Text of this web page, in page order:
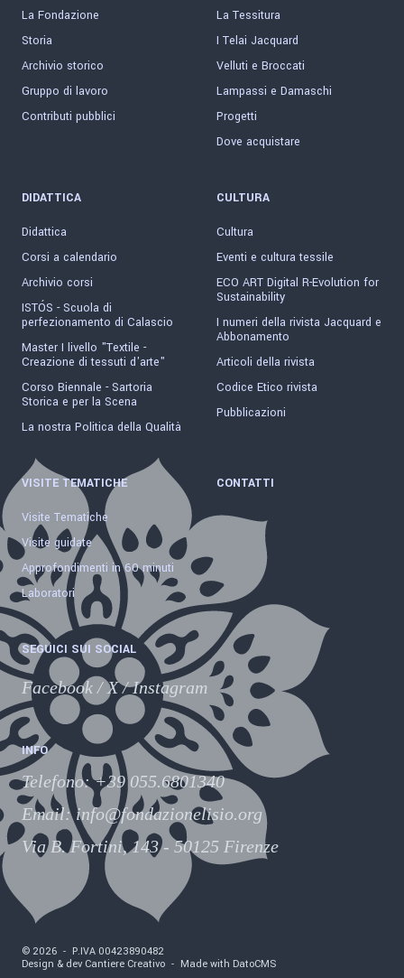
La Fondazione
Storia
Archivio storico
Gruppo di lavoro
Contributi pubblici
La Tessitura
I Telai Jacquard
Velluti e Broccati
Lampassi e Damaschi
Progetti
Dove acquistare
DIDATTICA
Didattica
Corsi a calendario
Archivio corsi
ISTÓS - Scuola di
perfezionamento di Calascio
Master I livello "Textile -
Creazione di tessuti d'arte"
Corso Biennale - Sartoria
Storica e per la Scena
La nostra Politica della Qualità
CULTURA
Cultura
Eventi e cultura tessile
ECO ART Digital R-Evolution for
Sustainability
I numeri della rivista Jacquard e
Abbonamento
Articoli della rivista
Codice Etico rivista
Pubblicazioni
VISITE TEMATICHE
Visite Tematiche
Visite guidate
Approfondimenti in 60 minuti
Laboratori
CONTATTI
SEGUICI SUI SOCIAL
Facebook /X/Instagram
INFO
Telefono:+39 055.6801340
Email:info@fondazionelisio.org
Via B. Fortini, 143 - 50125 Firenze
© 2026 - P.IVA 00423890482
Design & dev Cantiere Creativo - Made with DatoCMS